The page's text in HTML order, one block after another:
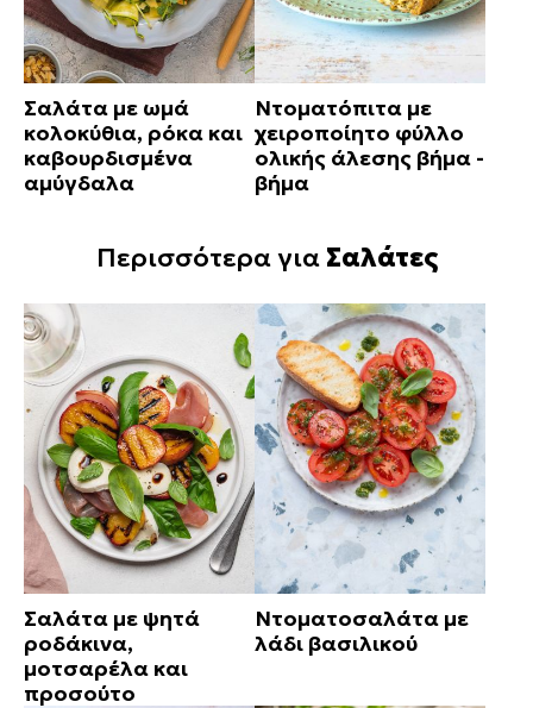
Σαλάτα με ωμά
κολοκύθια, ρόκα και
καβουρδισμένα
αμύγδαλα
Ντοματόπιτα με
χειροποίητο φύλλο
ολικής άλεσης βήμα -
βήμα
Περισσότερα για Σαλάτες
Σαλάτα με ψητά
ροδάκινα,
μοτσαρέλα και
προσούτο
Ντοματοσαλάτα με
λάδι βασιλικού